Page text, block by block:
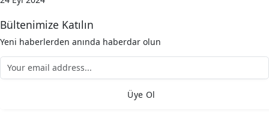
Bültenimize Katılın
Yeni haberlerden anında haberdar olun
Üye Ol